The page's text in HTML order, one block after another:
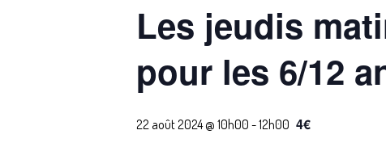
Les jeudis
pour les 6/12
22 août 2024 @ 10h00 -12h00 4€